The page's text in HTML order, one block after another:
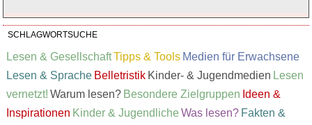
SCHLAGWORTSUCHE
Lesen & GesellschaftTipps & Tools Medien für Erwachsene
Lesen & Sprache Belletristik Kinder- & Jugendmedien Lesen
vernetzt! Warum lesen? Besondere Zielgruppen Ideen &
Inspirationen Kinder & Jugendliche Was lesen? Fakten &